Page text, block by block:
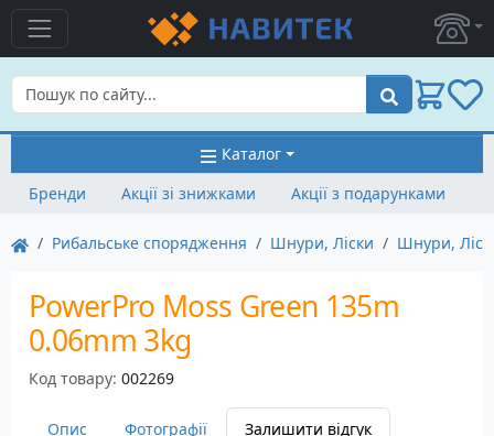
Пошук
Каталог
Бренди
Акції зі знижками Акції з подарунками
Рибальське спорядження Шнури, Ліски Шнури,
PowerPro Moss Green 135m
0.06mm 3kg
Код товару: 002269
Опис Фотографії Залишити відгук